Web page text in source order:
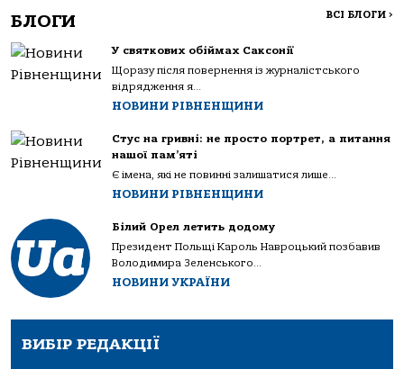
БЛОГИ ВСІ БЛОГИ >
У святкових обіймах Саксонії
Щоразу після повернення із журналістського
відрядження я...
НОВИНИ РІВНЕНЩИНИ
Стус на гривні: не просто портрет, а питання
нашої пам’яті
Є імена, які не повинні залишатися лише...
НОВИНИ РІВНЕНЩИНИ
Білий Орел летить додому
Президент Польщі Кароль Навроцький позбавив
Володимира Зеленського...
НОВИНИ УКРАЇНИ
ВИБІР РЕДАКЦІЇ